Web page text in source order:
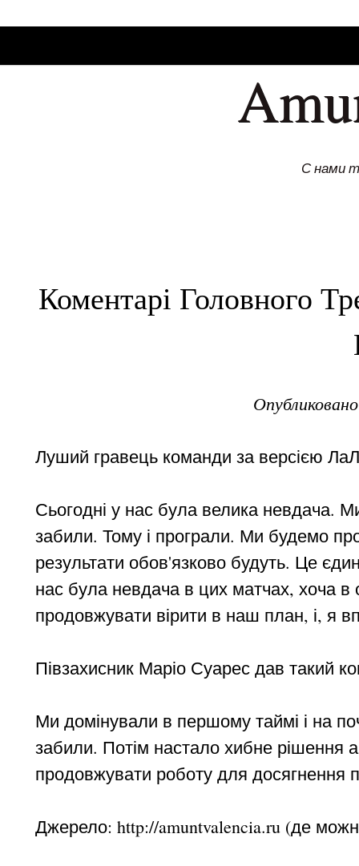
С нами
Коментарі Головного
Луший гравець команди за версією
Сьогодні у нас була велика невдача.
забили. Тому і програли. Ми будемо
результати обов'язково будуть. Це
нас була невдача в цих матчах, хоча
продовжувати вірити в наш план, і, я
Півзахисник Маріо Суарес дав такий
Ми домінували в першому таймі і на
забили. Потім настало хибне рішення
продовжувати роботу для досягнення
Джерело: http://amuntvalencia.ru (де